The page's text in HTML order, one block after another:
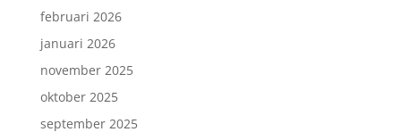
februari 2026
januari 2026
november 2025
oktober 2025
september 2025